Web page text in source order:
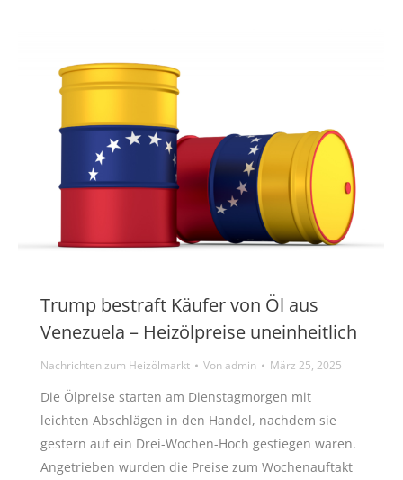
Trump bestraft Käufer von Öl aus
Venezuela – Heizölpreise uneinheitlich
Nachrichten zum Heizölmarkt Vonadmin März 25, 2025
Die Ölpreise starten am Dienstagmorgen mit
leichten Abschlägen in den Handel, nachdem sie
gestern auf ein Drei-Wochen-Hoch gestiegen waren.
Angetrieben wurden die Preise zum Wochenauftakt